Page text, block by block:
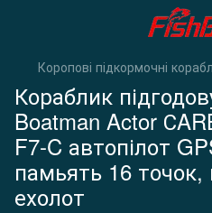
Коропові підкормочні
Кораблик
Boatman Actor
F7-C автопілот
памьять 16 точок,
ехолот